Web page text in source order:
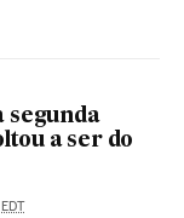
segunda
a ser do
EDT